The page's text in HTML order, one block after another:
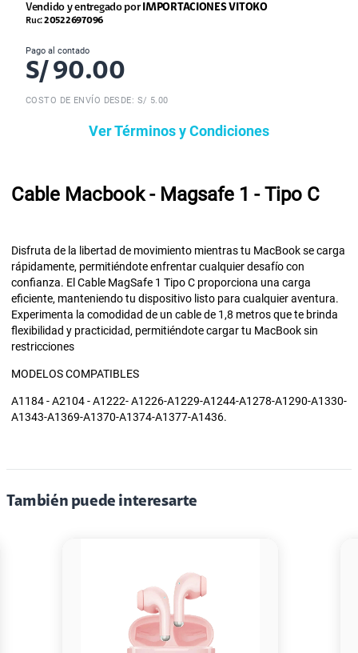
Vendido y entregado por IMPORTACIONES VITOKO
Ruc:20522697096
Pago al contado
S/ 90.00
COSTO DE ENVÍO DESDE: S/ 5.00
Ver Términos y Condiciones
Cable Macbook - Magsafe 1 - Tipo C
Disfruta de la libertad de movimiento mientras tu MacBook se carga
rápidamente, permitiéndote enfrentar cualquier desafío con
confianza. El Cable MagSafe 1 Tipo C proporciona una carga
eficiente, manteniendo tu dispositivo listo para cualquier aventura.
Experimenta la comodidad de un cable de 1,8 metros que te brinda
flexibilidad y practicidad, permitiéndote cargar tu MacBook sin
restricciones
MODELOS COMPATIBLES
A1184 - A2104 - A1222- A1226-A1229-A1244-A1278-A1290-A1330-
A1343-A1369-A1370-A1374-A1377-A1436.
También puede interesarte